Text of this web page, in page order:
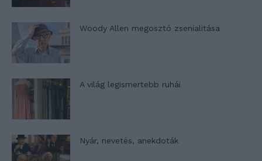
Woody Allen megosztó zsenialitása
A világ legismertebb ruhái
Nyár, nevetés, anekdoták